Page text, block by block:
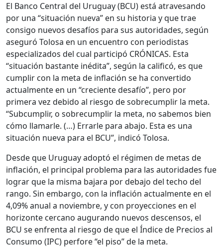
El Banco Central del Uruguay (BCU) está atravesando
por una “situación nueva” en su historia y que trae
consigo nuevos desafíos para sus autoridades, según
aseguró Tolosa en un encuentro con periodistas
especializados del cual participó CRÓNICAS. Esta
“situación bastante inédita”, según la calificó, es que
cumplir con la meta de inflación se ha convertido
actualmente en un “creciente desafío”, pero por
primera vez debido al riesgo de sobrecumplir la meta.
“Subcumplir, o sobrecumplir la meta, no sabemos bien
cómo llamarle. (…) Errarle para abajo. Esta es una
situación nueva para el BCU”, indicó Tolosa.
Desde que Uruguay adoptó el régimen de metas de
inflación, el principal problema para las autoridades fue
lograr que la misma bajara por debajo del techo del
rango. Sin embargo, con la inflación actualmente en el
4,09% anual a noviembre, y con proyecciones en el
horizonte cercano augurando nuevos descensos, el
BCU se enfrenta al riesgo de que el Índice de Precios al
Consumo (IPC) perfore “el piso” de la meta.